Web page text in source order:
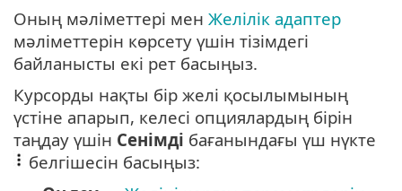
Оның мәліметтері мен Желілік адаптер
мәліметтерін көрсету үшін тізімдегі
байланысты екі рет басыңыз.
Курсорды нақты бір желі қосылымының
үстіне апарып, келесі опциялардың бірін
таңдау үшін Сенімді бағанындағы үш нүкте
белгішесін басыңыз: